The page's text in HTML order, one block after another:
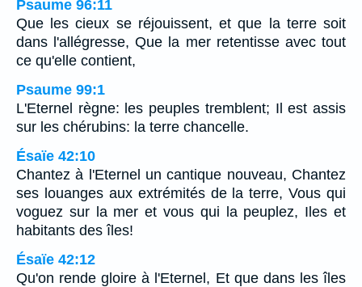
Psaume 96:11
Que les cieux se réjouissent, et que la terre soit
dans l'allégresse, Que la mer retentisse avec tout
ce qu'elle contient,
Psaume 99:1
L'Eternel règne: les peuples tremblent; Il est assis
sur les chérubins: la terre chancelle.
Ésaïe 42:10
Chantez à l'Eternel un cantique nouveau, Chantez
ses louanges aux extrémités de la terre, Vous qui
voguez sur la mer et vous qui la peuplez, Iles et
habitants des îles!
Ésaïe 42:12
Qu'on rende gloire à l'Eternel, Et que dans les îles